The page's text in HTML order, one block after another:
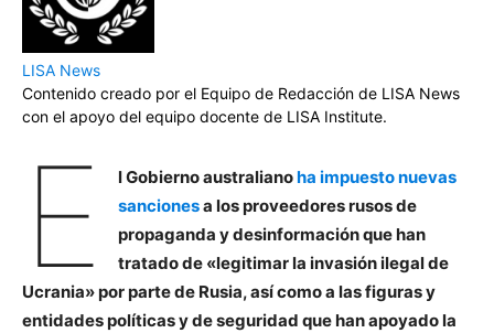
LISA News
Contenido creado por el Equipo de Redacción de LISA News
con el apoyo del equipo docente de LISA Institute.
E l Gobierno australianoha impuesto nuevas
sancionesa los proveedores rusos de
propaganda y desinformación que han
tratado de «legitimar la invasión ilegal de
Ucrania» por parte de Rusia, así como a las figuras y
entidades políticas y de seguridad que han apoyado la